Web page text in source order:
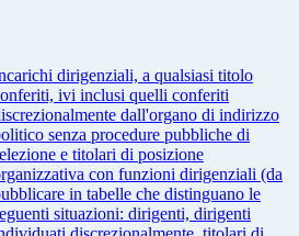
dirigenziali, a qualsiasi titolo
ivi inclusi quelli conferiti
dall'organo di indirizzo
senza procedure pubbliche di
e titolari di posizione
con funzioni dirigenziali (da
in tabelle che distinguano le
situazioni: dirigenti, dirigenti